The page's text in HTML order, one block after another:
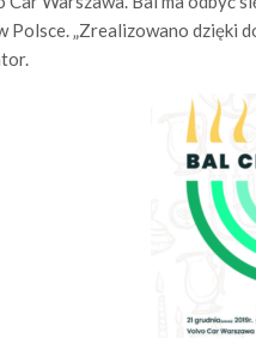
Polsce. „Zrealizowano dzięki